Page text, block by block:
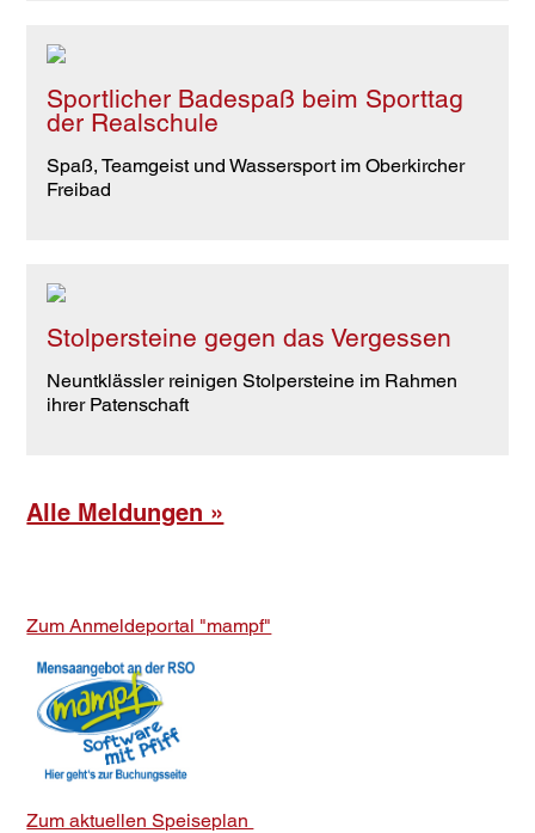
Sportlicher Badespaß beim Sporttag
der Realschule
Spaß, Teamgeist und Wassersport im Oberkircher
Freibad
Stolpersteine gegen das Vergessen
Neuntklässler reinigen Stolpersteine im Rahmen
ihrer Patenschaft
Alle Meldungen »
Zum Anmeldeportal "mampf"
Zum aktuellen Speiseplan